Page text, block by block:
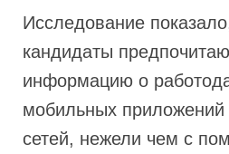
Исследование
кандидаты
информацию о
мобильных
сетей, нежели чем с